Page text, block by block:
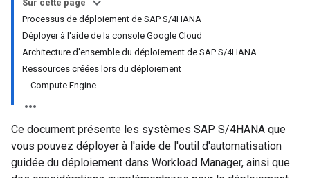
Sur cette page
Processus de déploiement de SAP S/4HANA
Déployer à l'aide de la console Google Cloud
Architecture d'ensemble du déploiement de SAP S/4HANA
Ressources créées lors du déploiement
Compute Engine
Ce document présente les systèmes SAP S/4HANA que
vous pouvez déployer à l'aide de l'outil d'automatisation
guidée du déploiement dans Workload Manager, ainsi que